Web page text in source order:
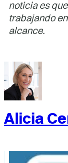
noticia es
trabajando
alcance.
Alicia